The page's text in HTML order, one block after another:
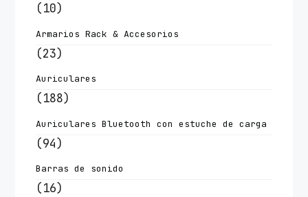
(10)
Armarios Rack & Accesorios
(23)
Auriculares
(188)
Auriculares Bluetooth con estuche de carga
(94)
Barras de sonido
(16)